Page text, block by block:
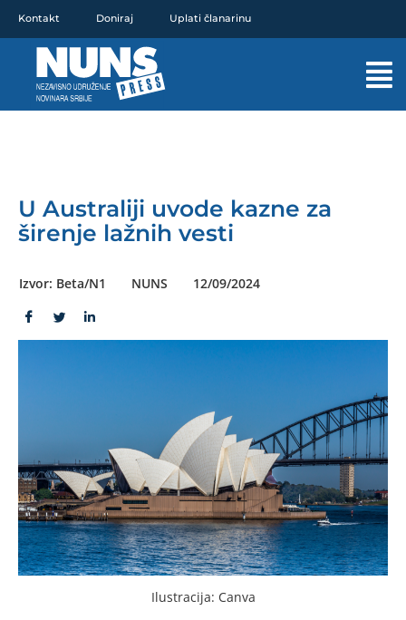
sadržaj
Kontakt Doniraj Uplati članarinu
U Australiji uvode kazne za
širenje lažnih vesti
Izvor: Beta/N1 NUNS 12/09/2024
Ilustracija: Canva